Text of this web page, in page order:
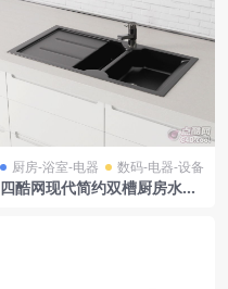
厨房-浴室-电器 数码-电器-设备
四酷网现代简约双槽厨房水槽